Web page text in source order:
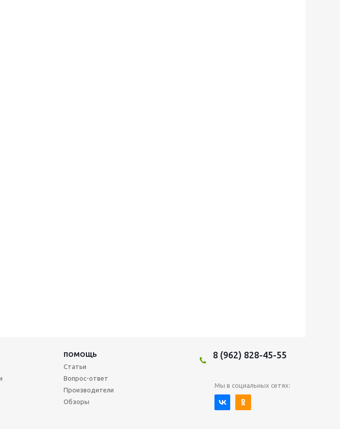
ПОМОЩЬ
Статьи
Вопрос-ответ
Производители
Обзоры
8 (962) 828-45-55
Мы в социальных сетях: